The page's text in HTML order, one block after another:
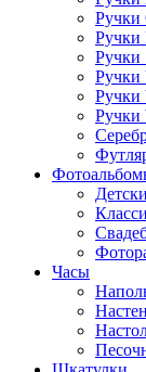
Ручки
Ручки
Ручки
Ручки
Ручки
Ручки
Часы